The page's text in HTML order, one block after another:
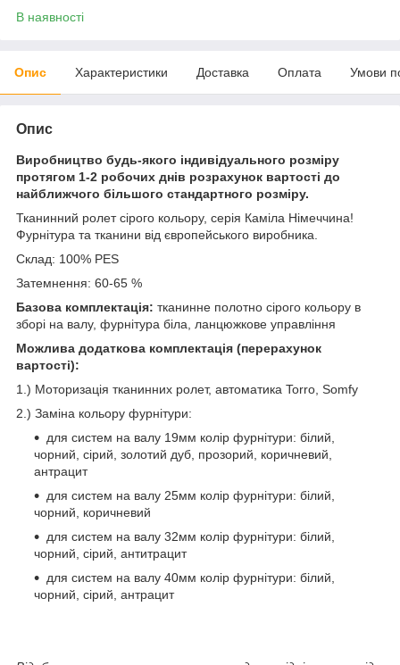
В наявності
Опис Характеристики Доставка Оплата Умови
Опис
Виробництво будь-якого індивідуального розміру
протягом 1-2 робочих днів розрахунок вартості до
найближчого більшого стандартного розміру.
Тканинний ролет сірого кольору, серія Каміла Німеччина!
Фурнітура та тканини від європейського виробника.
Склад: 100% PES
Затемнення: 60-65 %
Базова комплектація: тканинне полотно сірого кольору в
зборі на валу, фурнітура біла, ланцюжкове управління
Можлива додаткова комплектація (перерахунок
вартості):
1.) Моторизація тканинних ролет, автоматика Torro, Somfy
2.) Заміна кольору фурнітури:
для систем на валу 19мм колір фурнітури: білий,
чорний, сірий, золотий дуб, прозорий, коричневий,
антрацит
для систем на валу 25мм колір фурнітури: білий,
чорний, коричневий
для систем на валу 32мм колір фурнітури: білий,
чорний, сірий, антитрацит
для систем на валу 40мм колір фурнітури: білий,
чорний, сірий, антрацит